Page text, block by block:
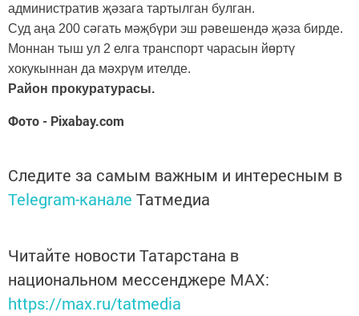
административ җәзага тартылган булган.
Суд аңа 200 сәгать мәҗбүри эш рәвешендә җәза бирде.
Моннан тыш ул 2 елга транспорт чарасын йөртү
хокукыннан да мәхрүм ителде.
Район прокуратурасы.
Фото - Pixabay.com
Следите за самым важным и интересным в
Telegram-канале Татмедиа
Читайте новости Татарстана в
национальном мессенджере MАХ:
https://max.ru/tatmedia